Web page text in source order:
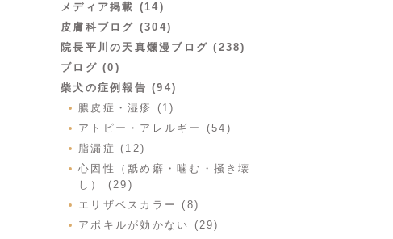
メディア掲載 (14)
皮膚科ブログ (304)
院長平川の天真爛漫ブログ (238)
ブログ (0)
柴犬の症例報告 (94)
膿皮症・湿疹 (1)
アトピー・アレルギー (54)
脂漏症 (12)
心因性（舐め癖・噛む・掻き壊
し） (29)
エリザベスカラー (8)
アポキルが効かない (29)